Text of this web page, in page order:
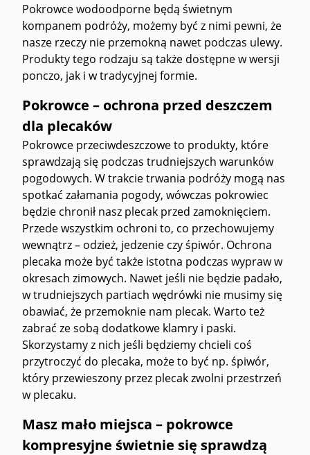
Pokrowce wodoodporne będą świetnym
kompanem podróży, możemy być z nimi pewni, że
nasze rzeczy nie przemokną nawet podczas ulewy.
Produkty tego rodzaju są także dostępne w wersji
ponczo, jak i w tradycyjnej formie.
Pokrowce – ochrona przed deszczem
dla plecaków
Pokrowce przeciwdeszczowe to produkty, które
sprawdzają się podczas trudniejszych warunków
pogodowych. W trakcie trwania podróży mogą nas
spotkać załamania pogody, wówczas pokrowiec
będzie chronił nasz plecak przed zamoknięciem.
Przede wszystkim ochroni to, co przechowujemy
wewnątrz – odzież, jedzenie czy śpiwór. Ochrona
plecaka może być także istotna podczas wypraw w
okresach zimowych. Nawet jeśli nie będzie padało,
w trudniejszych partiach wędrówki nie musimy się
obawiać, że przemoknie nam plecak. Warto też
zabrać ze sobą dodatkowe klamry i paski.
Skorzystamy z nich jeśli będziemy chcieli coś
przytroczyć do plecaka, może to być np. śpiwór,
który przewieszony przez plecak zwolni przestrzeń
w plecaku.
Masz mało miejsca – pokrowce
kompresyjne świetnie się sprawdzą